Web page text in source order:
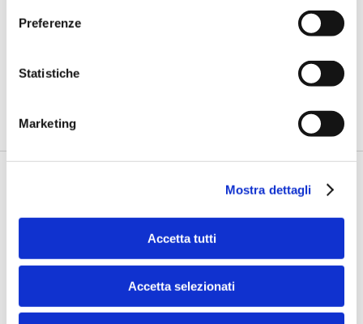
Preferenze
Statistiche
Marketing
Mostra dettagli
Accetta tutti
Accetta selezionati
SofIA, l’agente AI che cambia il risk
di Flavio Padovan, Maddalena Libertini -
Gestire la crescente
FORUM ABI LAB 2026